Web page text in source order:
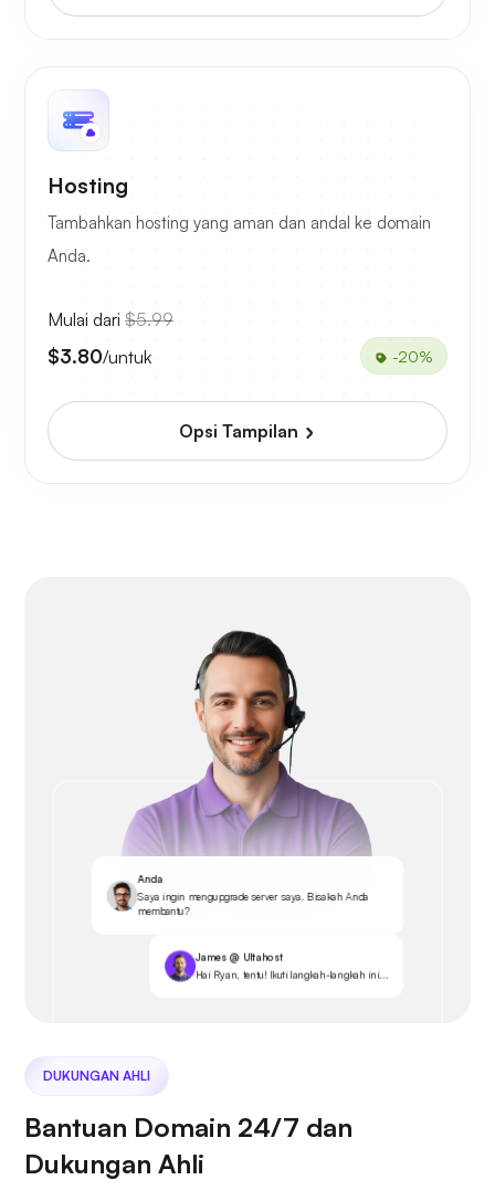
Hosting
Tambahkan hosting yang aman dan andal ke domain
Anda.
Mulai dari $5.99
$3.80/untuk -20%
Opsi Tampilan
Anda
Saya ingin mengupgrade server saya. Bisakah Anda
membantu?
James @ Ultahost
Hai Ryan, tentu! Ikuti langkah-langkah ini...
DUKUNGAN AHLI
Bantuan Domain 24/7 dan
Dukungan Ahli